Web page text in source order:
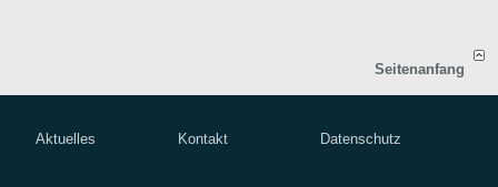
Seitenanfang
Aktuelles Kontakt Datenschutz